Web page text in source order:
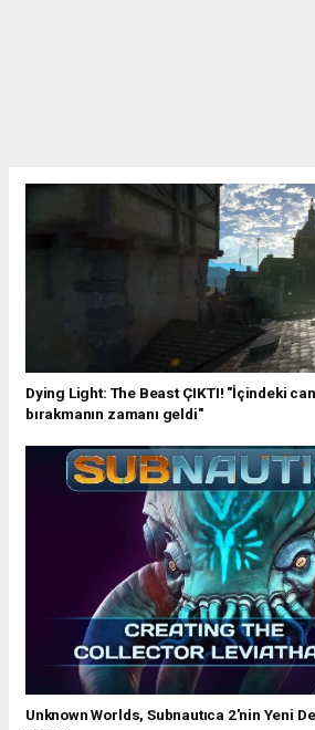
Dying Light: The Beast ÇIKTI! "İçindeki
bırakmanın zamanı geldi"
Unknown Worlds, Subnautıca 2'nin Yeni